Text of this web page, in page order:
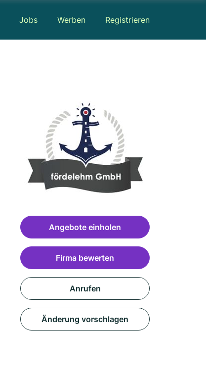
Jobs Werben Registrieren
Angebote einholen
Firma bewerten
Anrufen
Änderung vorschlagen